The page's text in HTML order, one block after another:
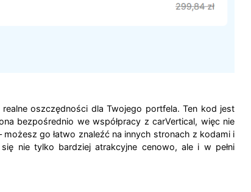
oszczędności dla Twojego portfela. Ten kod jest
bezpośrednio we współpracy z carVertical, więc nie
możesz go łatwo znaleźć na innych stronach z kodami i
nie tylko bardziej atrakcyjne cenowo, ale i w pełni